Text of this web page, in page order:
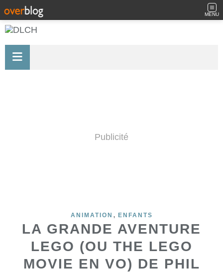
MENU
Publicité
ANIMATION , ENFANTS
LA GRANDE AVENTURE
LEGO (OU THE LEGO
MOVIE EN VO) DE PHIL